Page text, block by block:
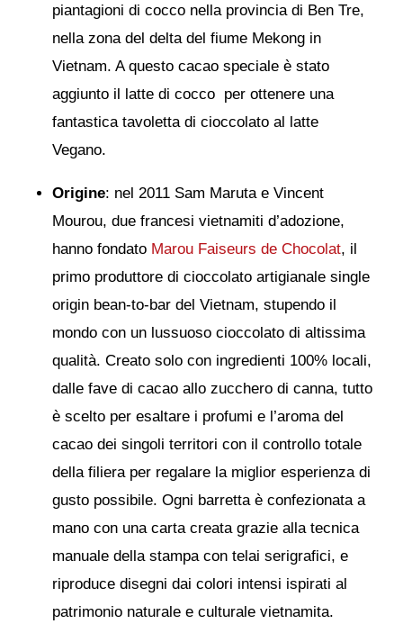
piantagioni di cocco nella provincia di Ben Tre,
nella zona del delta del fiume Mekong in
Vietnam. A questo cacao speciale è stato
aggiunto il latte di cocco per ottenere una
fantastica tavoletta di cioccolato al latte
Vegano.
Origine: nel 2011 Sam Maruta e Vincent
Mourou, due francesi vietnamiti d’adozione,
hanno fondato Marou Faiseurs de Chocolat, il
primo produttore di cioccolato artigianale single
origin bean-to-bar del Vietnam, stupendo il
mondo con un lussuoso cioccolato di altissima
qualità. Creato solo con ingredienti 100% locali,
dalle fave di cacao allo zucchero di canna, tutto
è scelto per esaltare i profumi e l’aroma del
cacao dei singoli territori con il controllo totale
della filiera per regalare la miglior esperienza di
gusto possibile. Ogni barretta è confezionata a
mano con una carta creata grazie alla tecnica
manuale della stampa con telai serigrafici, e
riproduce disegni dai colori intensi ispirati al
patrimonio naturale e culturale vietnamita.